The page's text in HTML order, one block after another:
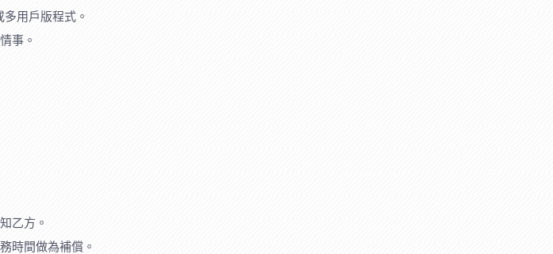
用戶版程式。
事。
乙方。
時間做為補償。